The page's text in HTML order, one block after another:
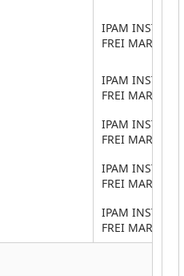
IPAM
FREI
IPAM
FREI
IPAM
FREI
IPAM
FREI
IPAM
FREI